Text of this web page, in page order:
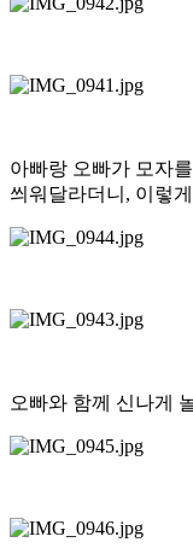
아빠랑 오빠가 모자
씌워달라더니, 이렇
오빠와 함께 신나게